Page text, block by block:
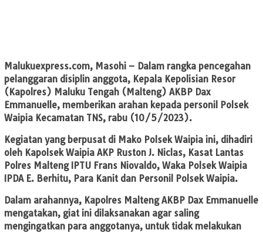
Malukuexpress.com, Masohi – Dalam rangka pencegahan
pelanggaran disiplin anggota, Kepala Kepolisian Resor
(Kapolres) Maluku Tengah (Malteng) AKBP Dax
Emmanuelle, memberikan arahan kepada personil Polsek
Waipia Kecamatan TNS, rabu (10/5/2023).
Kegiatan yang berpusat di Mako Polsek Waipia ini, dihadiri
oleh Kapolsek Waipia AKP Ruston J. Niclas, Kasat Lantas
Polres Malteng IPTU Frans Niovaldo, Waka Polsek Waipia
IPDA E. Berhitu, Para Kanit dan Personil Polsek Waipia.
Dalam arahannya, Kapolres Malteng AKBP Dax Emmanuelle
mengatakan, giat ini dilaksanakan agar saling
mengingatkan para anggotanya, untuk tidak melakukan